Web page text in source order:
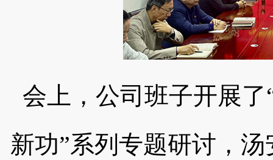
会上，公司班子开展了
新功”系列专题研讨，汤